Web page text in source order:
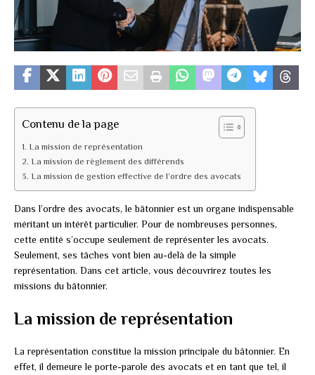
Contenu de la page
La mission de représentation
La mission de règlement des différends
La mission de gestion effective de l’ordre des avocats
Dans l’ordre des avocats, le bâtonnier est un organe indispensable
méritant un intérêt particulier. Pour de nombreuses personnes,
cette entité s’occupe seulement de représenter les avocats.
Seulement, ses tâches vont bien au-delà de la simple
représentation. Dans cet article, vous découvrirez toutes les
missions du bâtonnier.
La mission de représentation
La représentation constitue la mission principale du bâtonnier. En
effet, il demeure le porte-parole des avocats et en tant que tel, il